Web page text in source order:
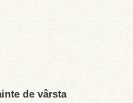
de vârsta